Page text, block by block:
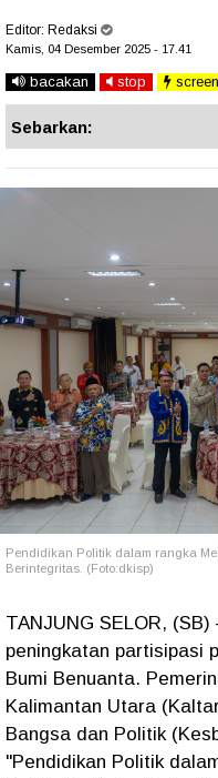
Editor: Redaksi
Kamis, 04 Desember 2025 - 17.41
bacakan stop screen
Sebarkan:
Pendidikan Politik dalam rangka
Berintegritas. (Foto:dkisp)
TANJUNG SELOR,
peningkatan partisipasi
Bumi Benuanta.
Kalimantan Utara
Bangsa dan Politik
"Pendidikan Politik